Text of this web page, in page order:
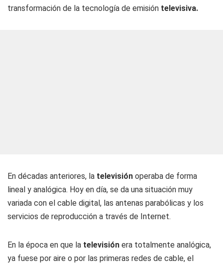
transformación de la tecnología de emisión televisiva.
En décadas anteriores, la televisión operaba de forma
lineal y analógica. Hoy en día, se da una situación muy
variada con el cable digital, las antenas parabólicas y los
servicios de reproducción a través de Internet.
En la época en que la televisión era totalmente analógica,
ya fuese por aire o por las primeras redes de cable, el